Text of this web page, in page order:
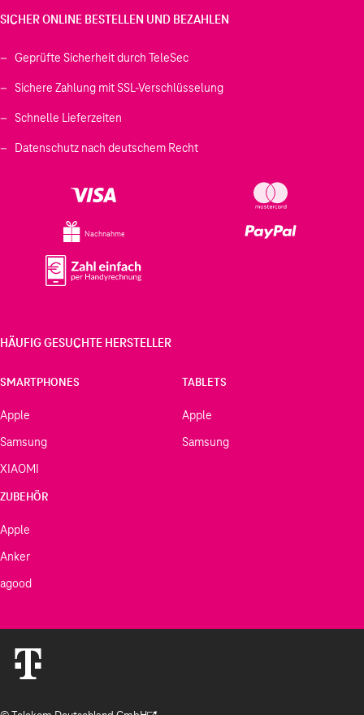
SICHER ONLINE BESTELLEN UND BEZAHLEN
Geprüfte Sicherheit durch TeleSec
Sichere Zahlung mit SSL-Verschlüsselung
Schnelle Lieferzeiten
Datenschutz nach deutschem Recht
Nachnahme
HÄUFIG GESUCHTE HERSTELLER
SMARTPHONES
Apple
Samsung
XIAOMI
TABLETS
Apple
Samsung
ZUBEHÖR
Apple
Anker
agood